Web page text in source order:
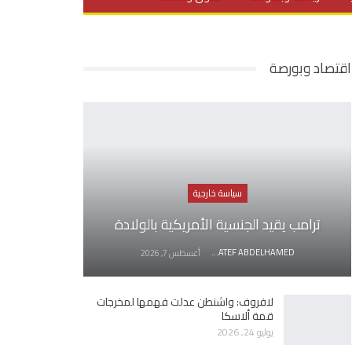
اقتصاد وبورصة
سياسة خارجية
ترامب يقيد الجنسية الأمريكية بالولادة
AWATEF ABDELHAMED أغسطس 7, 2026
لافروف: واشنطن عدلت فهمها لمخرجات
قمة ألاسكا
يوليو 24, 2026